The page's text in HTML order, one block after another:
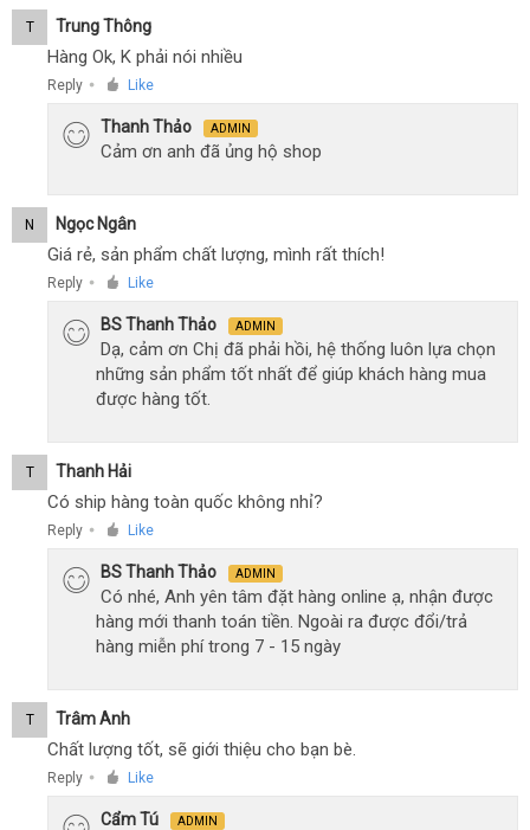
T Trung Thông
Hàng Ok, K phải nói nhiều
Reply ● Like
Thanh Thảo ADMIN
Cảm ơn anh đã ủng hộ shop
N Ngọc Ngân
Giá rẻ, sản phẩm chất lượng, mình rất thích!
Reply ● Like
BS Thanh Thảo ADMIN
Dạ, cảm ơn Chị đã phải hồi, hệ thống luôn lựa chọn
những sản phẩm tốt nhất để giúp khách hàng mua
được hàng tốt.
T Thanh Hải
Có ship hàng toàn quốc không nhỉ?
Reply ● Like
BS Thanh Thảo ADMIN
Có nhé, Anh yên tâm đặt hàng online ạ, nhận được
hàng mới thanh toán tiền. Ngoài ra được đổi/trả
hàng miễn phí trong 7 - 15 ngày
T Trâm Anh
Chất lượng tốt, sẽ giới thiệu cho bạn bè.
Reply ● Like
Cẩm Tú ADMIN